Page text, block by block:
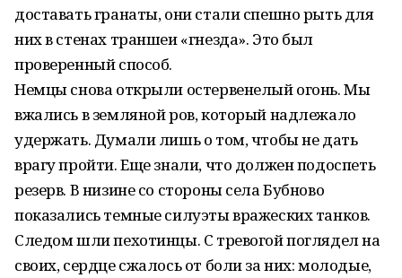
доставать гранаты, они стали спешно рыть для
них в стенах траншеи «гнезда». Это был
проверенный способ.
Немцы снова открыли остервенелый огонь. Мы
вжались в земляной ров, который надлежало
удержать. Думали лишь о том, чтобы не дать
врагу пройти. Еще знали, что должен подоспеть
резерв. В низине со стороны села Бубново
показались темные силуэты вражеских танков.
Следом шли пехотинцы. С тревогой поглядел на
своих, сердце сжалось от боли за них: молодые,